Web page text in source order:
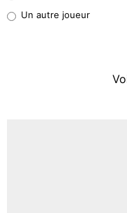
9%
Un autre joueur